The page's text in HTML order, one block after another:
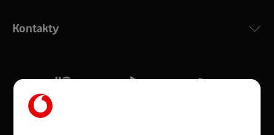
silný signál pro celou domácnost. Kompaktní rozměry 21
Více o COMPAL CH7465VF
Kontakty